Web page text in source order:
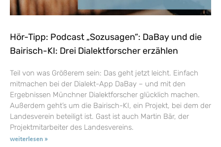
Hör-Tipp: Podcast „Sozusagen“: DaBay und die
Bairisch-KI: Drei Dialektforscher erzählen
Teil von was Größerem sein: Das geht jetzt leicht. Einfach
mitmachen bei der Dialekt-App DaBay – und mit den
Ergebnissen Münchner Dialektforscher glücklich machen.
Außerdem geht’s um die Bairisch-KI, ein Projekt, bei dem der
Landesverein beteiligt ist. Gast ist auch Martin Bär, der
Projektmitarbeiter des Landesvereins.
weiterlesen »